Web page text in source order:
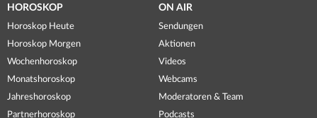
HOROSKOP
Horoskop Heute
Horoskop Morgen
Wochenhoroskop
Monatshoroskop
Jahreshoroskop
Partnerhoroskop
ON AIR
Sendungen
Aktionen
Videos
Webcams
Moderatoren & Team
Podcasts